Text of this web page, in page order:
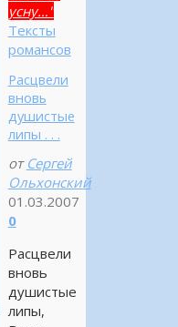
усну…"
Тексты
романсов
Расцвели
вновь
душистые
липы . . .
от Сергей
Ольхонский
01.03.2007
0
Расцвели
вновь
душистые
липы,